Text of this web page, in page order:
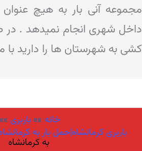
مجموعه آنی بار به هیچ
داخل شهری انجام نمیدهد . در
کشی به شهرستان ها را دارید با
به
محتوا
خانه
باربری
باربری کرمانشاه|حمل بار به
به كرمانشاه